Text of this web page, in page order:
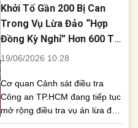
Cai, đánh dấu bước phát triển
quan trọng trong chiến lược
mở rộng hệ thống và nâng cao
du lịch Việt Nam – Trung Quốc.
Khởi Tố Gần 200 Bị Can
Trong Vụ Lừa Đảo “Hợp
Đồng Kỳ Nghỉ” Hơn 600 Tỷ
Đồng Tại TP.HCM
19/06/2026 10:28
Cơ quan Cảnh sát điều tra
Công an TP.HCM đang tiếp tục
mở rộng điều tra vụ án lừa đảo
chiếm đoạt tài sản thông qua